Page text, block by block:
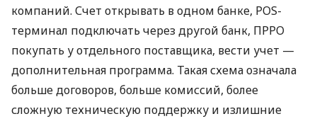
компаний. Счет открывать в одном банке, POS-
терминал подключать через другой банк, ПРРО
покупать у отдельного поставщика, вести учет —
дополнительная программа. Такая схема означала
больше договоров, больше комиссий, более
сложную техническую поддержку и излишние